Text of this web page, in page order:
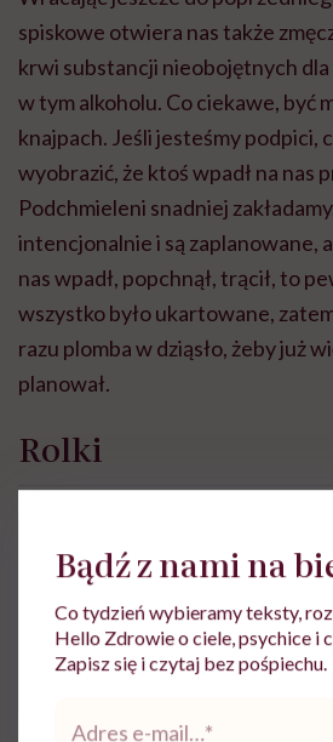
spiskowe otwiera nas także
krwi substancji nieobojętnych
w tym alkoholu. Co ciekawe, być
knajpach. Jeśli jesteśmy podpici,
wyobrazić, że ktoś wpadł na nas
Podchmieleni snadniej
intencjonalnie i są zaplanowane,
nas wpadł, popchnął, trącił, to
wszystko było ukartowane,
razu plomba w dziąsło, żeby już
planował.
Rolki
Bądź z nami na
Co tydzień wybieramy teksty,
Hello Zdrowie o ciele, psychice i
Zapisz się i czytaj bez pośpiechu.